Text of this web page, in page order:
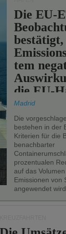
Die EU-
bestätigt,
tem
die EU-
Madrid
Die
bestehen in der
Kriterien für die
benachbarter
prozentualen
auf das
Emissionen von
angewendet